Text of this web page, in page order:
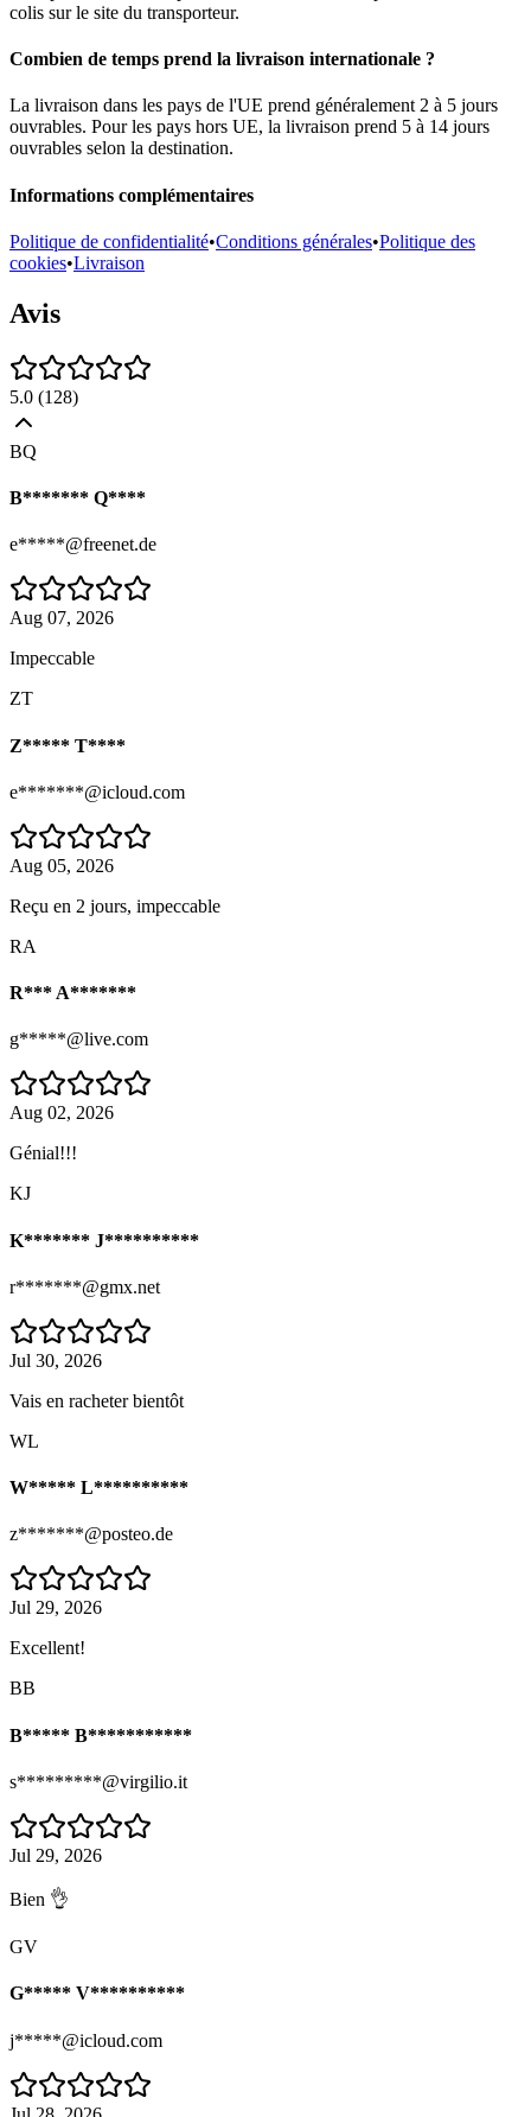
colis sur le site du transporteur.
Combien de temps prend la livraison internationale ?
La livraison dans les pays de l'UE prend généralement 2 à 5 jours
ouvrables. Pour les pays hors UE, la livraison prend 5 à 14 jours
ouvrables selon la destination.
Informations complémentaires
Politique de confidentialité•Conditions générales•Politique des
cookies•Livraison
Avis
5.0 (128)
BQ
B******* Q****
e*****@freenet.de
Aug 07, 2026
Impeccable
ZT
Z***** T****
e*******@icloud.com
Aug 05, 2026
Reçu en 2 jours, impeccable
RA
R*** A*******
g*****@live.com
Aug 02, 2026
Génial!!!
KJ
K******* J**********
r*******@gmx.net
Jul 30, 2026
Vais en racheter bientôt
WL
W***** L**********
z*******@posteo.de
Jul 29, 2026
Excellent!
BB
B***** B***********
s*********@virgilio.it
Jul 29, 2026
Bien 👌
GV
G***** V**********
j*****@icloud.com